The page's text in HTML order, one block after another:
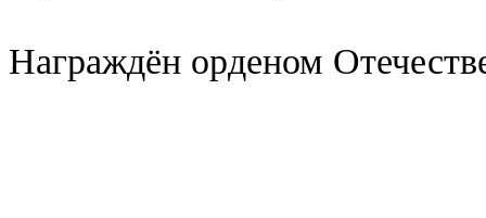
Награждён орденом